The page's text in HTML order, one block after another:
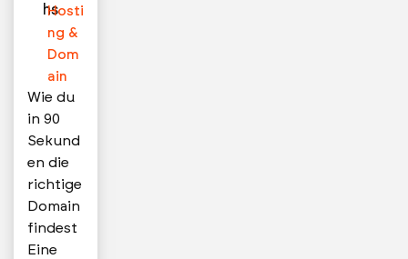
hs
Hosti
ng &
Dom
ain
Wie du
in 90
Sekund
en die
richtige
Domain
findest
Eine